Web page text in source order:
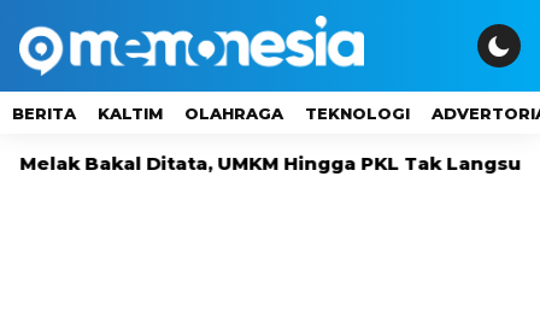
BERITA KALTIM OLAHRAGA TEKNOLOGI
Ditata, UMKM Hingga PKL Tak Langsung